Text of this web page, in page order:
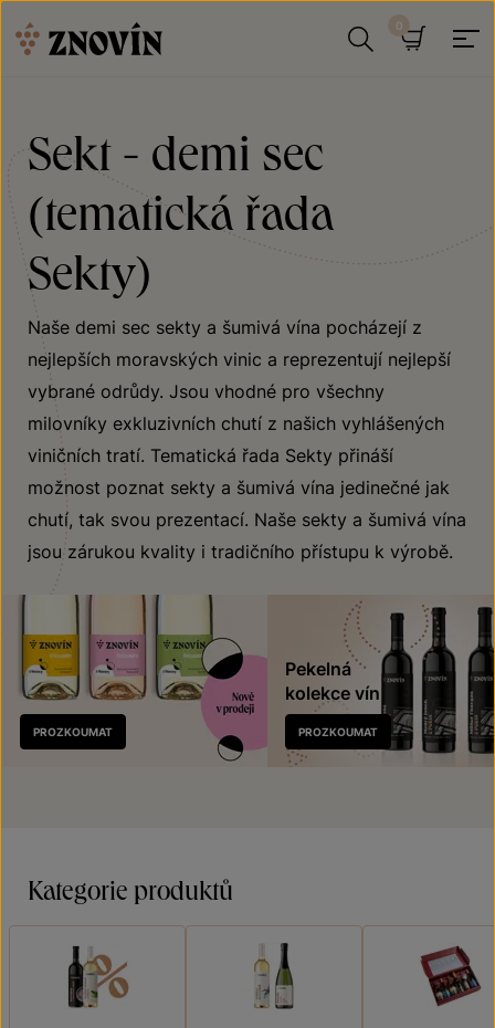
Sekt - demi sec
(tematická řada
Sekty)
Naše demi sec sekty a šumivá vína pocházejí z
nejlepších moravských vinic a reprezentují nejlepší
vybrané odrůdy. Jsou vhodné pro všechny
milovníky exkluzivních chutí z našich vyhlášených
viničních tratí. Tematická řada Sekty přináší
možnost poznat sekty a šumivá vína jedinečné jak
chutí, tak svou prezentací. Naše sekty a šumivá vína
jsou zárukou kvality i tradičního přístupu k výrobě.
Nově
v prodeji
PROZKOUMAT
Pekelná
kolekce vín
PROZKOUMAT
Kategorie produktů